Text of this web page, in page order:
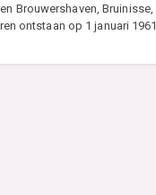
Brouwershaven,
ontstaan op 1 januari